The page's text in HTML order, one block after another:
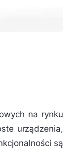
na rynku
urządzenia,
są